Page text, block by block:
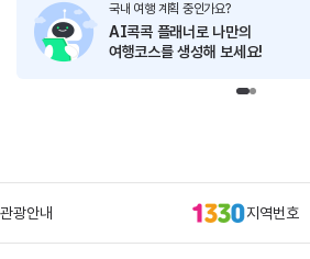
국내 여행 계획 중인가요?
AI콕콕 플래너로 나만의
여행코스를 생성해 보세요!
관광안내 지역번호